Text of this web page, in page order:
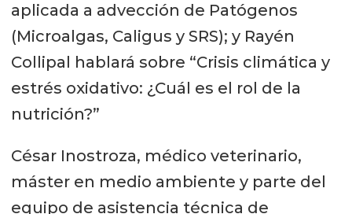
aplicada a advección de Patógenos
(Microalgas, Caligus y SRS); y Rayén
Collipal hablará sobre “Crisis climática y
estrés oxidativo: ¿Cuál es el rol de la
nutrición?”
César Inostroza, médico veterinario,
máster en medio ambiente y parte del
equipo de asistencia técnica de